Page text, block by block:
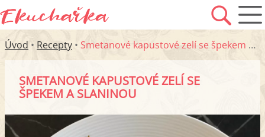
Úvod • Recepty • Smetanové kapustové zelí se špekem a slaninou
SMETANOVÉ KAPUSTOVÉ ZELÍ SE
ŠPEKEM A SLANINOU